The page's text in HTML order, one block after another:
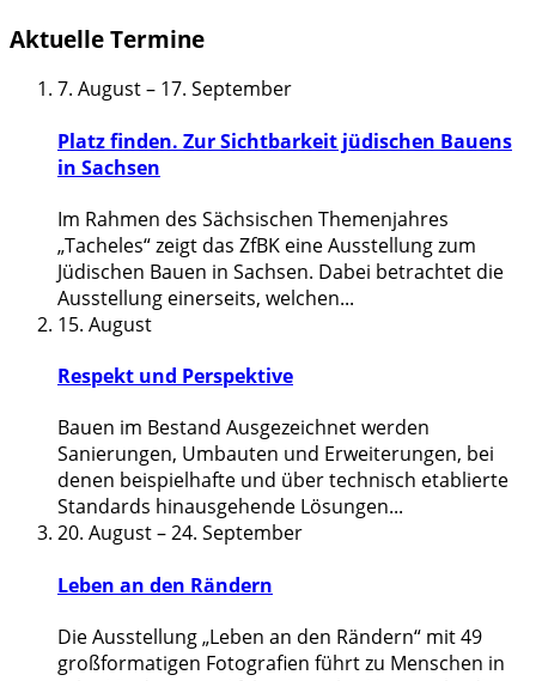
Aktuelle Termine
7. August– 17. September
Platz finden. Zur Sichtbarkeit jüdischen Bauens
in Sachsen
Im Rahmen des Sächsischen Themenjahres
„Tacheles“ zeigt das ZfBK eine Ausstellung zum
Jüdischen Bauen in Sachsen. Dabei betrachtet die
Ausstellung einerseits, welchen...
15. August
Respekt und Perspektive
Bauen im Bestand Ausgezeichnet werden
Sanierungen, Umbauten und Erweiterungen, bei
denen beispielhafte und über technisch etablierte
Standards hinausgehende Lösungen...
20. August–24. September
Leben an den Rändern
Die Ausstellung „Leben an den Rändern“ mit 49
großformatigen Fotografien führt zu Menschen in